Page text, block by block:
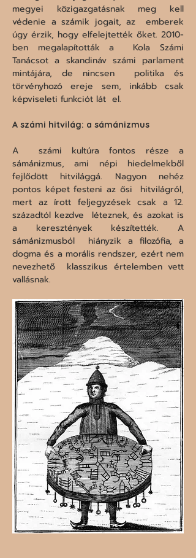
megyei közigazgatásnak meg kell
védenie a számik jogait, az  emberek
úgy érzik, hogy elfelejtették őket. 2010-
ben megalapították a  Kola Számi
Tanácsot a skandináv számi parlament
mintájára, de nincsen  politika és
törvényhozó ereje sem, inkább csak
képviseleti funkciót lát  el.
A számi hitvilág: a sámánizmus
A  számi kultúra fontos része a
sámánizmus, ami népi hiedelmekből
fejlődött hitvilággá. Nagyon nehéz
pontos képet festeni az ősi  hitvilágról,
mert az írott feljegyzések csak a 12.
századtól kezdve  léteznek, és azokat is
a keresztények készítették. A
sámánizmusból  hiányzik a filozófia, a
dogma és a morális rendszer, ezért nem
nevezhető  klasszikus értelemben vett